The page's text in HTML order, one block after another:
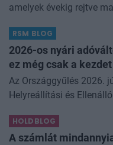
amelyek évekig rejtve
különösen nagy...
RSM BLOG
2026-os nyári
ez még csak a kezdet
Az Országgyűlés 2026.
Helyreállítási és
kapcsolódó
HOLDBLOG
A számlát